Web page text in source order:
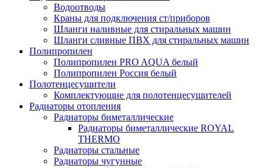
Водоотводы
Краны для подключения ст/приборов
Шланги наливные для стиральных машин
Шланги сливные ПВХ для стиральных машин
Полипропилен
Полипропилен PRO AQUA белый
Полипропилен Россия белый
Полотенцесушители
Комплектующие для полотенцесушителей
Радиаторы отопления
Радиаторы биметаллические
Радиаторы биметаллические ROYAL
THERMO
Радиаторы стальные
Радиаторы чугунные